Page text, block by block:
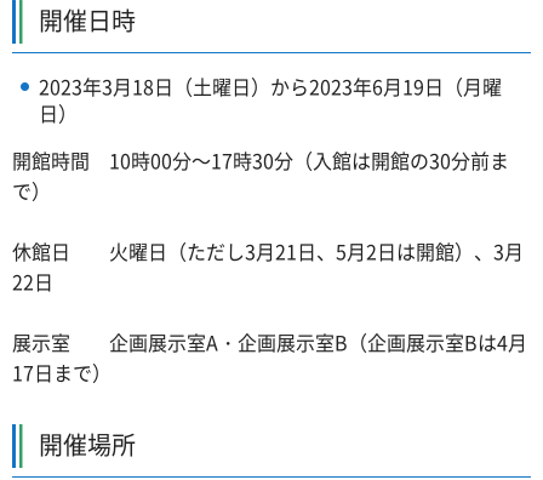
開催日時
2023年3月18日（土曜日）から2023年6月19日（月曜
日）
開館時間 10時00分～17時30分（入館は開館の30分前ま
で）
休館日 火曜日（ただし3月21日、5月2日は開館）、3月
22日
展示室 企画展示室A・企画展示室B（企画展示室Bは4月
17日まで）
開催場所